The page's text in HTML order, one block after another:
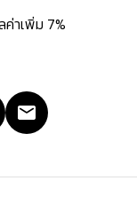
ค่าเพิ่ม 7%